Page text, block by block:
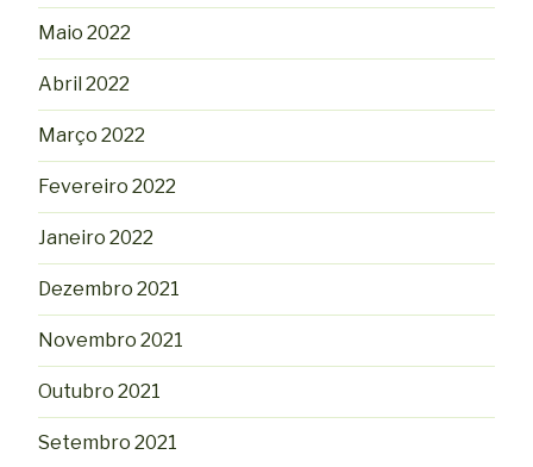
Maio 2022
Abril 2022
Março 2022
Fevereiro 2022
Janeiro 2022
Dezembro 2021
Novembro 2021
Outubro 2021
Setembro 2021